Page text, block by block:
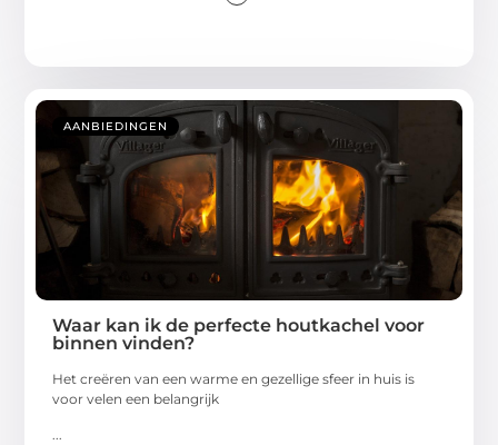
AANBIEDINGEN
Waar kan ik de perfecte houtkachel voor
binnen vinden?
Het creëren van een warme en gezellige sfeer in huis is
voor velen een belangrijk
...